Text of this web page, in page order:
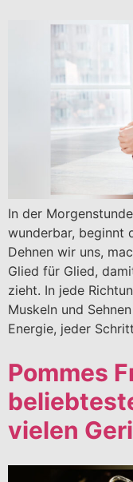
In der
wunderbar, beginnt
Dehnen wir uns,
Glied für Glied,
zieht. In jede
Muskeln und
Energie, jeder
Pommes
vielen